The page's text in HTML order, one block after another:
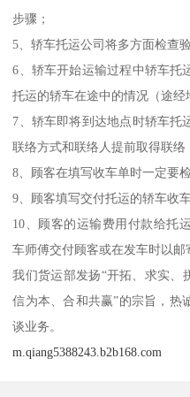
步骤；
5、轿车托运公司将多方面检查
6、轿车开始运输过程中轿车托
托运的轿车在途中的情况（途经
7、轿车即将到达地点时轿车托
联络方式和联络人提前取得联络
8、顾客在填写收车单时一定要
9、顾客填写交付托运的轿车收
10、顾客的运输费用付款给托
车师傅交付顾客或在发车时以邮
我们货运部发扬“开拓、求实、
信为本、合和共赢”的宗旨，热
谈业务。
m.qiang5388243.b2b168.com